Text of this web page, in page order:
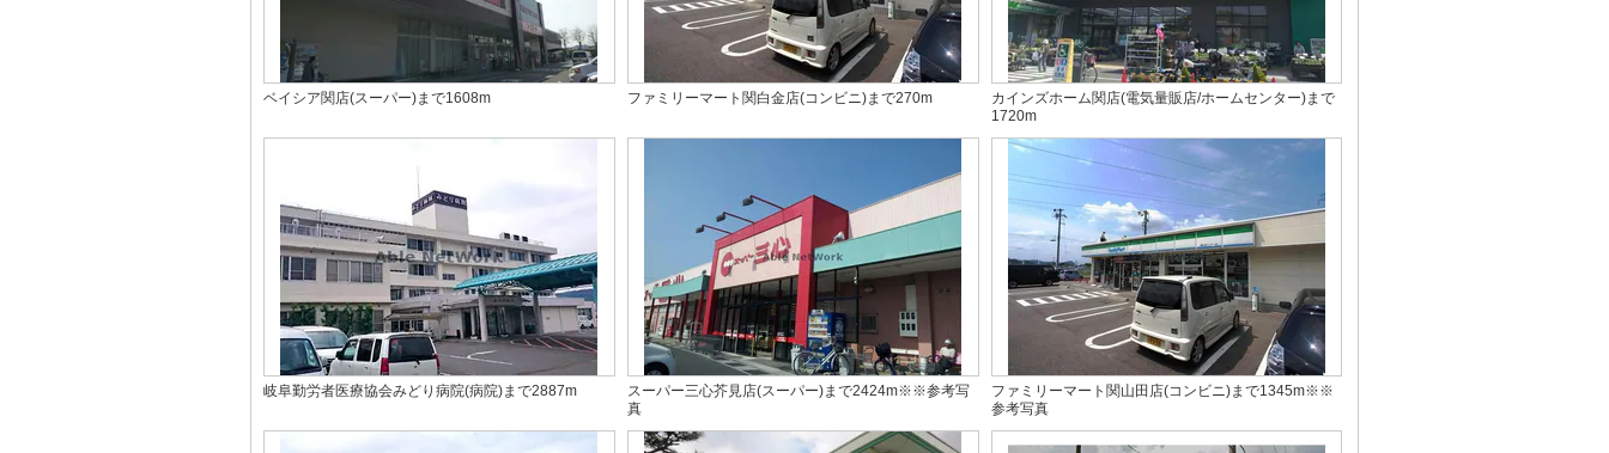
ベイシア関店(スーパー)まで1608m ファミリーマート関白金店(コンビニ)まで270m
カインズホーム関店(電気量販店/ホームセンター)まで
1720m
岐阜勤労者医療協会みどり病院(病院)まで2887m
スーパー三心芥見店(スーパー)まで2424m※※参考写
真
ファミリーマート関山田店(コンビニ)まで1345m※※
参考写真